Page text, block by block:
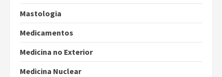
Mastologia
Medicamentos
Medicina no Exterior
Medicina Nuclear